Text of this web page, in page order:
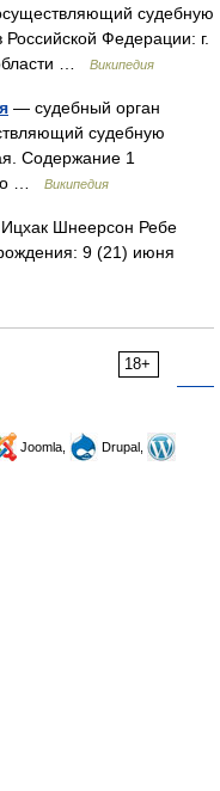
судебную
Российской Федерации: г.
…
Википедия
— судебный орган
судебную
Содержание 1
…
Википедия
Шнеерсон Ребе
9 (21) июня
18+
Joomla,
Drupal,